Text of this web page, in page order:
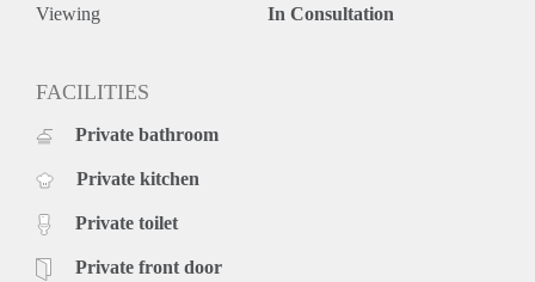
Viewing In Consultation
FACILITIES
Private bathroom
Private kitchen
Private toilet
Private front door